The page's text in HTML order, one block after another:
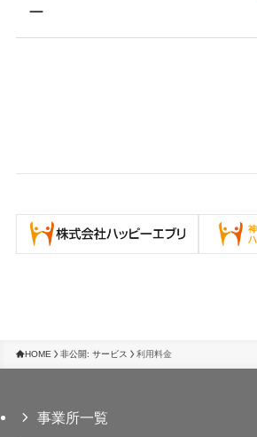
ー
HOME 非公開: サービス 利用料金
事業所一覧